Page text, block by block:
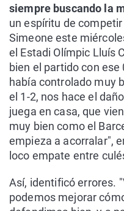
siempre buscando la
un espíritu de
Simeone este
el Estadi Olímpic Lluís
bien el partido con ese
había controlado muy
el 1-2, nos hace el
juega en casa, que
muy bien como el
empieza a acorralar",
loco empate entre
Así, identificó errores.
podemos mejorar